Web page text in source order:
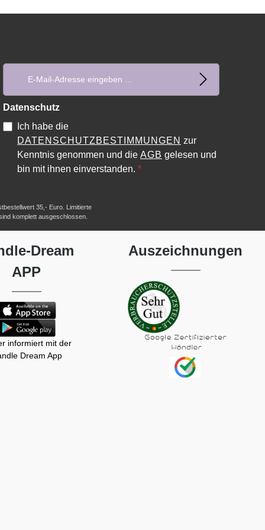
Datenschutz
Ich habe die
DATENSCHUTZBESTIMMUNGEN zur
Kenntnis genommen und die AGB gelesen und
bin mit ihnen einverstanden. *
35,- Euro. Limitierte
komplett ausgeschlossen.
Dream
APP
informiert mit der
Dream App
Auszeichnungen